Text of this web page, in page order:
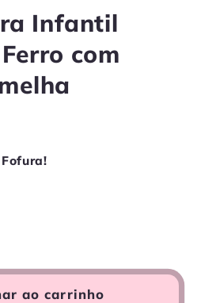
Infantil
com
ao carrinho